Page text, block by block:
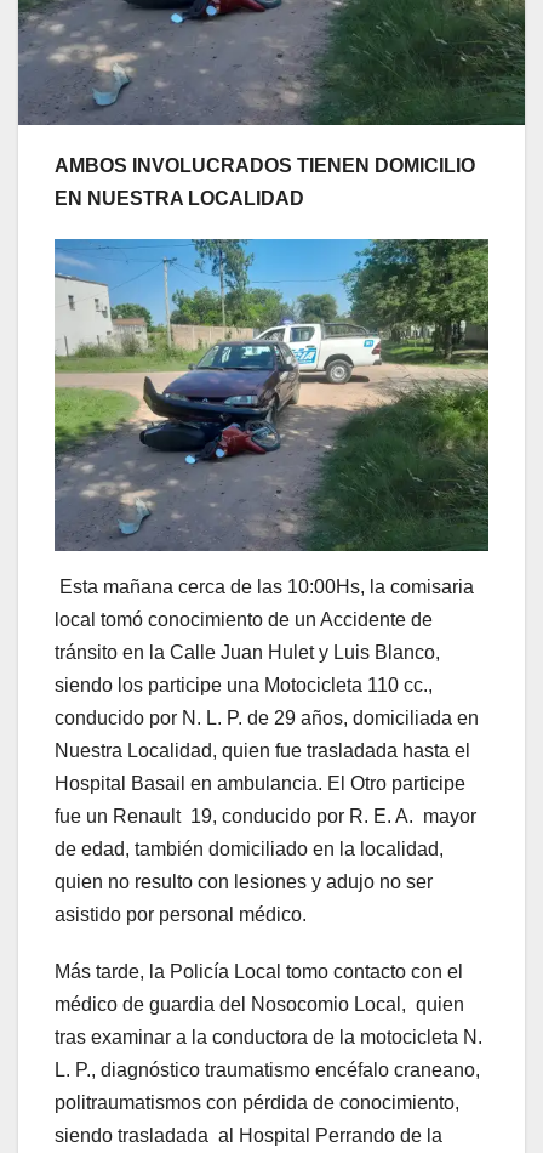
AMBOS INVOLUCRADOS TIENEN DOMICILIO
EN NUESTRA LOCALIDAD
Esta mañana cerca de las 10:00Hs, la comisaria
local tomó conocimiento de un Accidente de
tránsito en la Calle Juan Hulet y Luis Blanco,
siendo los participe una Motocicleta 110 cc.,
conducido por N. L. P. de 29 años, domiciliada en
Nuestra Localidad, quien fue trasladada hasta el
Hospital Basail en ambulancia. El Otro participe
fue un Renault 19, conducido por R. E. A. mayor
de edad, también domiciliado en la localidad,
quien no resulto con lesiones y adujo no ser
asistido por personal médico.
Más tarde, la Policía Local tomo contacto con el
médico de guardia del Nosocomio Local, quien
tras examinar a la conductora de la motocicleta N.
L. P., diagnóstico traumatismo encéfalo craneano,
politraumatismos con pérdida de conocimiento,
siendo trasladada al Hospital Perrando de la